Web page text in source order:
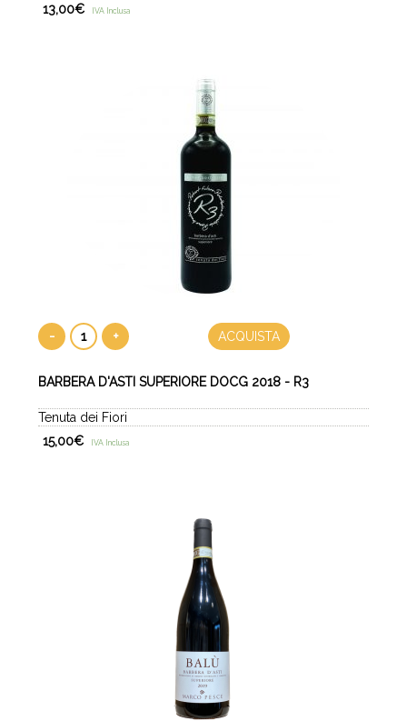
13,00€ IVA Inclusa
- + ACQUISTA
BARBERA D'ASTI SUPERIORE DOCG 2018 - R3
Tenuta dei Fiori
15,00€ IVA Inclusa